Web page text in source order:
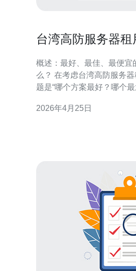
台湾高防服务器
概述：最好、最佳、最便宜
么？ 在考虑台湾高防服务
题是“哪个方案最好？哪个
每日流量不限制、抗DDoS
2026年4月25日